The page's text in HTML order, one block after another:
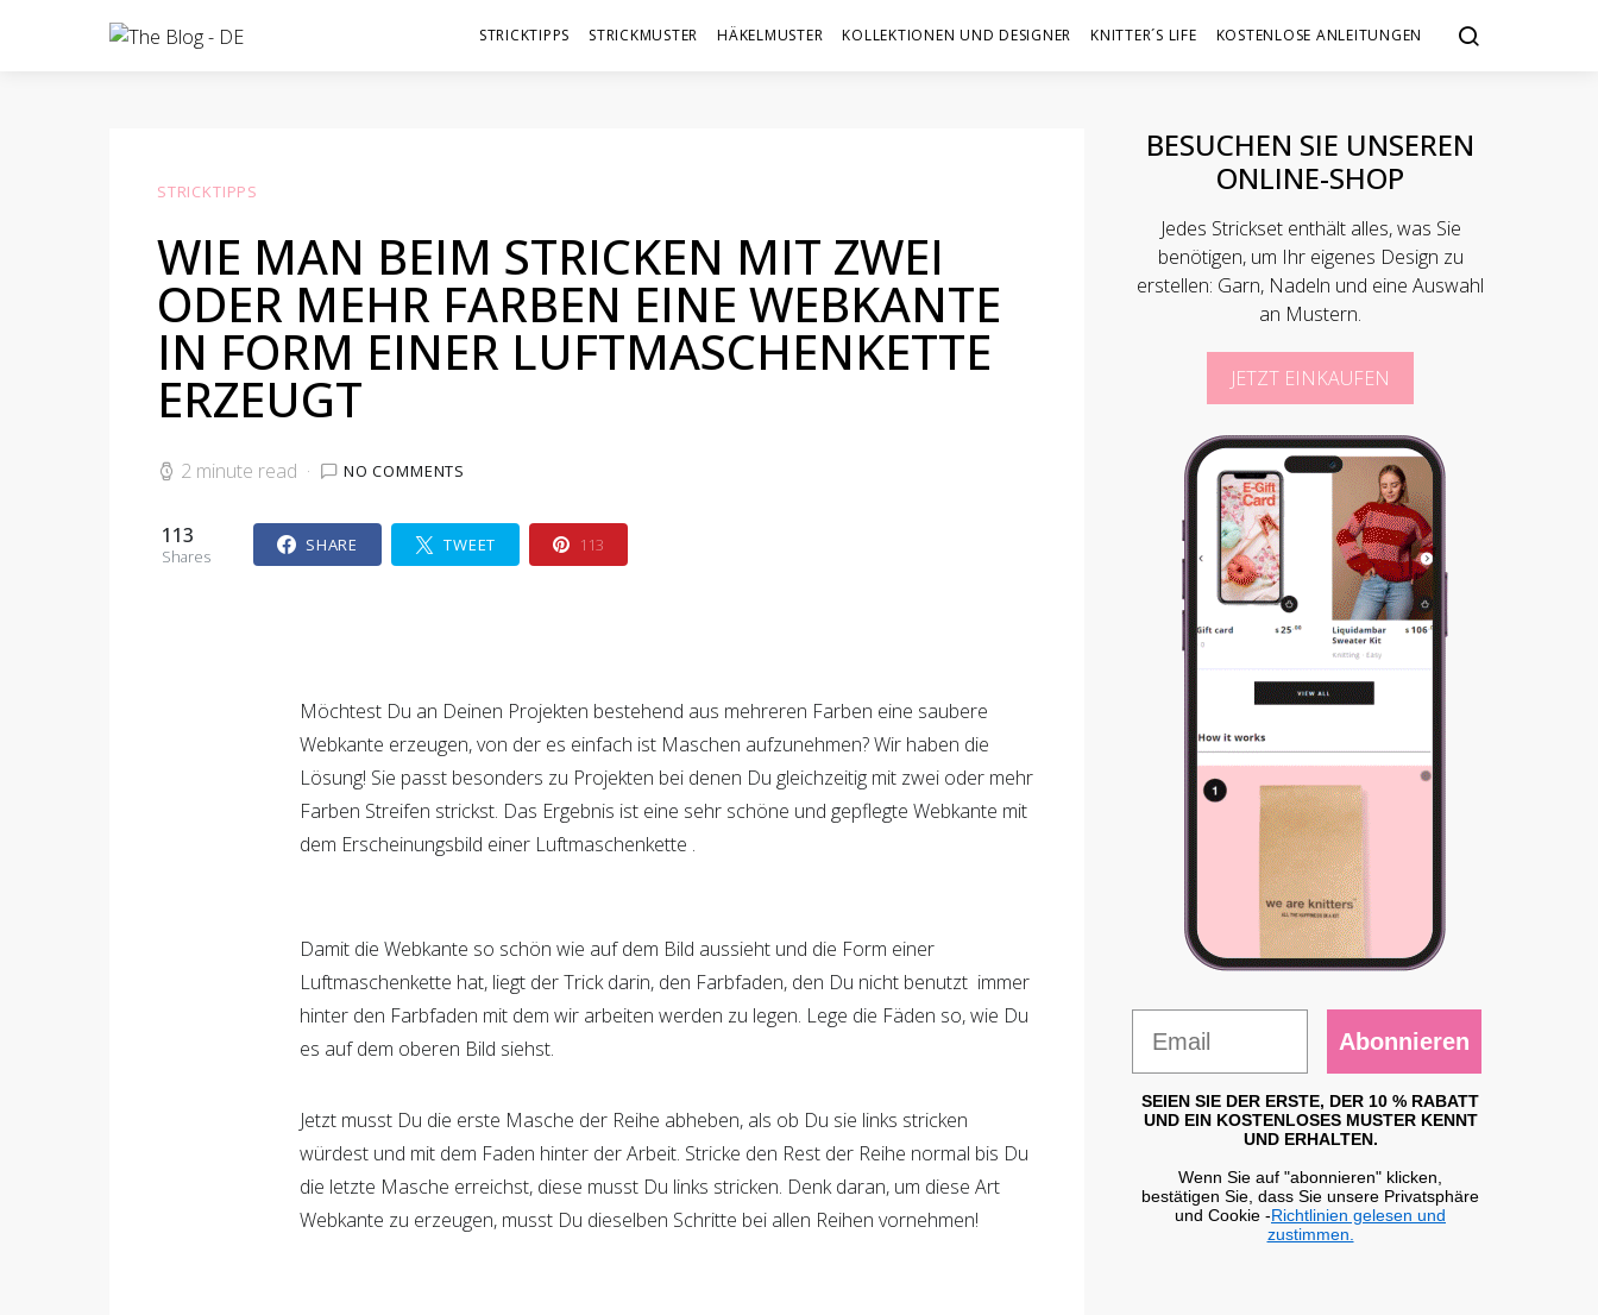
STRICKTIPPS STRICKMUSTER HÄKELMUSTER KOLLEKTIONEN UND DESIGNER KNITTER´S LIFE KOSTENLOSE ANLEITUNGEN
STRICKTIPPS
WIE MAN BEIM STRICKEN MIT ZWEI
ODER MEHR FARBEN EINE WEBKANTE
IN FORM EINER LUFTMASCHENKETTE
ERZEUGT
2 minute read NO COMMENTS
113
Shares
SHARE TWEET 113
Möchtest Du an Deinen Projekten bestehend aus mehreren Farben eine saubere
Webkante erzeugen, von der es einfach ist Maschen aufzunehmen? Wir haben die
Lösung! Sie passt besonders zu Projekten bei denen Du gleichzeitig mit zwei oder mehr
Farben Streifen strickst. Das Ergebnis ist eine sehr schöne und gepflegte Webkante mit
dem Erscheinungsbild einer Luftmaschenkette .
Damit die Webkante so schön wie auf dem Bild aussieht und die Form einer
Luftmaschenkette hat, liegt der Trick darin, den Farbfaden, den Du nicht benutzt immer
hinter den Farbfaden mit dem wir arbeiten werden zu legen. Lege die Fäden so, wie Du
es auf dem oberen Bild siehst.
Jetzt musst Du die erste Masche der Reihe abheben, als ob Du sie links stricken
würdest und mit dem Faden hinter der Arbeit. Stricke den Rest der Reihe normal bis Du
die letzte Masche erreichst, diese musst Du links stricken. Denk daran, um diese Art
Webkante zu erzeugen, musst Du dieselben Schritte bei allen Reihen vornehmen!
BESUCHEN SIE UNSEREN
ONLINE-SHOP
Jedes Strickset enthält alles, was Sie
benötigen, um Ihr eigenes Design zu
erstellen: Garn, Nadeln und eine Auswahl
an Mustern.
JETZT EINKAUFEN
Abonnieren
SEIEN SIE DER ERSTE, DER 10 % RABATT
UND EIN KOSTENLOSES MUSTER KENNT
UND ERHALTEN.
Wenn Sie auf "abonnieren" klicken,
bestätigen Sie, dass Sie unsere Privatsphäre
und Cookie -Richtlinien gelesen und
zustimmen.